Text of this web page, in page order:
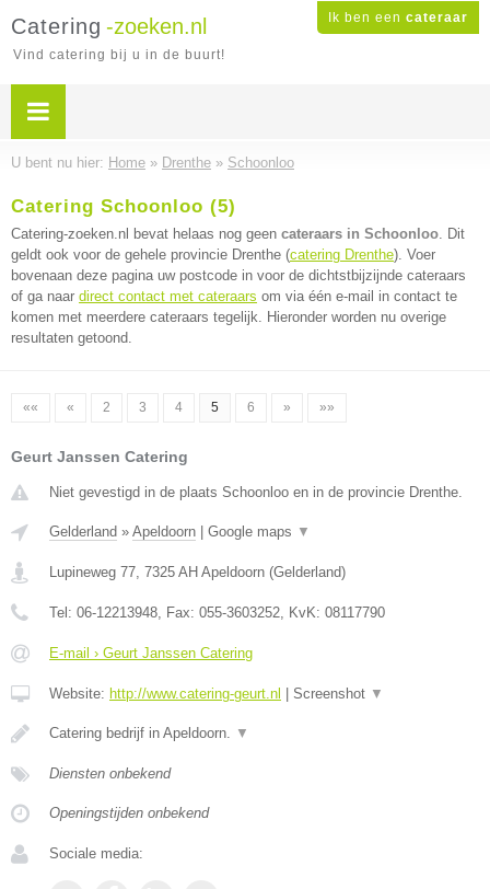
Ik ben een cateraar
Catering -zoeken.nl
Vind catering bij u in de buurt!
U bent nu hier: Home » Drenthe » Schoonloo
Catering Schoonloo (5)
Catering-zoeken.nl bevat helaas nog geen cateraars in Schoonloo. Dit
geldt ook voor de gehele provincie Drenthe (catering Drenthe). Voer
bovenaan deze pagina uw postcode in voor de dichtstbijzijnde cateraars
of ga naar direct contact met cateraars om via één e-mail in contact te
komen met meerdere cateraars tegelijk. Hieronder worden nu overige
resultaten getoond.
«« « 2 3 4 5 6 » »»
Geurt Janssen Catering
Niet gevestigd in de plaats Schoonloo en in de provincie Drenthe.
Gelderland » Apeldoorn Google maps ▼
Lupineweg 77, 7325 AH Apeldoorn (Gelderland)
Tel: 06-12213948, Fax: 055-3603252, KvK: 08117790
E-mail › Geurt Janssen Catering
Website: http://www.catering-geurt.nl Screenshot ▼
Catering bedrijf in Apeldoorn. ▼
Diensten onbekend
Openingstijden onbekend
Sociale media: